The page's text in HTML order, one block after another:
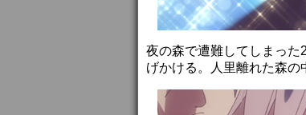
夜の森で遭難してしまった
げかける。人里離れた森